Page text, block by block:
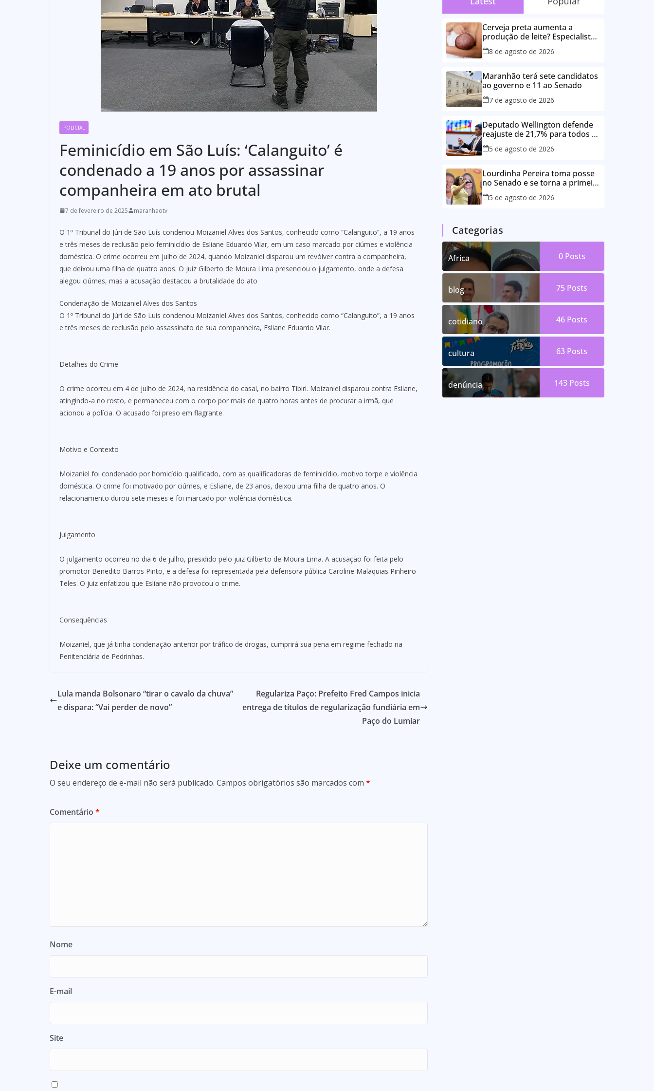
POLICIAL
Feminicídio em São Luís: ‘Calanguito’ é
condenado a 19 anos por assassinar
companheira em ato brutal
7 de fevereiro de 2025 maranhaotv
O 1º Tribunal do Júri de São Luís condenou Moizaniel Alves dos Santos, conhecido como “Calanguito”, a 19 anos
e três meses de reclusão pelo feminicídio de Esliane Eduardo Vilar, em um caso marcado por ciúmes e violência
doméstica. O crime ocorreu em julho de 2024, quando Moizaniel disparou um revólver contra a companheira,
que deixou uma filha de quatro anos. O juiz Gilberto de Moura Lima presenciou o julgamento, onde a defesa
alegou ciúmes, mas a acusação destacou a brutalidade do ato
Condenação de Moizaniel Alves dos Santos
O 1º Tribunal do Júri de São Luís condenou Moizaniel Alves dos Santos, conhecido como “Calanguito”, a 19 anos
e três meses de reclusão pelo assassinato de sua companheira, Esliane Eduardo Vilar.
Detalhes do Crime
O crime ocorreu em 4 de julho de 2024, na residência do casal, no bairro Tibiri. Moizaniel disparou contra Esliane,
atingindo-a no rosto, e permaneceu com o corpo por mais de quatro horas antes de procurar a irmã, que
acionou a polícia. O acusado foi preso em flagrante.
Motivo e Contexto
Moizaniel foi condenado por homicídio qualificado, com as qualificadoras de feminicídio, motivo torpe e violência
doméstica. O crime foi motivado por ciúmes, e Esliane, de 23 anos, deixou uma filha de quatro anos. O
relacionamento durou sete meses e foi marcado por violência doméstica.
Julgamento
O julgamento ocorreu no dia 6 de julho, presidido pelo juiz Gilberto de Moura Lima. A acusação foi feita pelo
promotor Benedito Barros Pinto, e a defesa foi representada pela defensora pública Caroline Malaquias Pinheiro
Teles. O juiz enfatizou que Esliane não provocou o crime.
Consequências
Moizaniel, que já tinha condenação anterior por tráfico de drogas, cumprirá sua pena em regime fechado na
Penitenciária de Pedrinhas.
Lula manda Bolsonaro “tirar o cavalo da chuva”
e dispara: “Vai perder de novo”
Regulariza Paço: Prefeito Fred Campos inicia
entrega de títulos de regularização fundiária em
Paço do Lumiar
Deixe um comentário
O seu endereço de e-mail não será publicado. Campos obrigatórios são marcados com *
Comentário *
Nome
E-mail
Site
Cerveja preta aumenta a
produção de leite? Especialista
esclarece as principais crenças
sobre a alimentação durante a
8 de agosto de 2026
Maranhão terá sete candidatos
ao governo e 11 ao Senado
7 de agosto de 2026
Deputado Wellington defende
reajuste de 21,7% para todos os
servidores públicos e
aposentados do Maranhão
5 de agosto de 2026
Lourdinha Pereira toma posse
no Senado e se torna a primeira
senadora de Coroatá
5 de agosto de 2026
Categorias
Africa 0 Posts
blog 75 Posts
cotidiano 46 Posts
cultura 63 Posts
denúncia 143 Posts